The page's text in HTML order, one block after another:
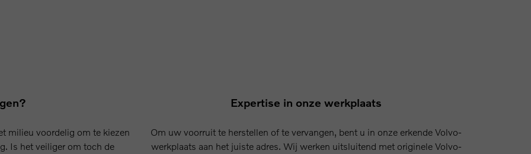
milieu voordelig om te kiezen
Is het veiliger om toch de
Expertise in onze werkplaats
Om uw voorruit te herstellen of te vervangen, bent u in onze erkende Volvo-
werkplaats aan het juiste adres. Wij werken uitsluitend met originele Volvo-